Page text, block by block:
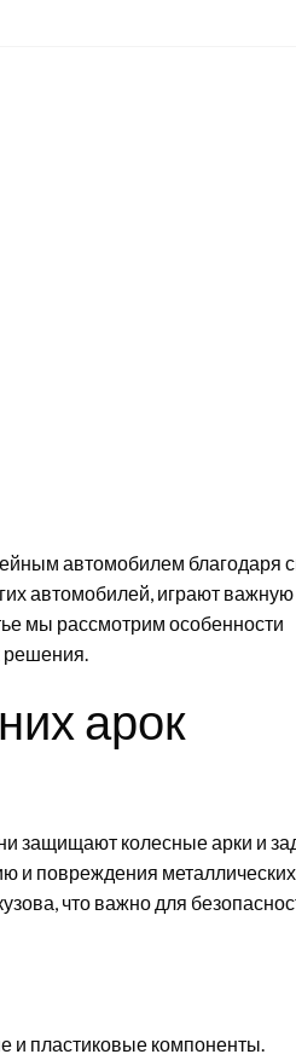
автомобилем благодаря
автомобилей, играют важную
мы рассмотрим особенности
решения.
арок
защищают колесные арки и
и повреждения металлических
что важно для
и пластиковые компоненты.